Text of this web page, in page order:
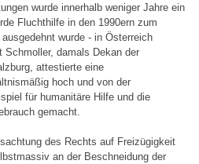
wurde innerhalb weniger Jahre ein
Fluchthilfe in den 1990ern zum
wurde - in Österreich
damals Dekan der
attestierte eine
hoch und von der
für humanitäre Hilfe und die
gemacht.
des Rechts auf Freizügigkeit
an der Beschneidung der